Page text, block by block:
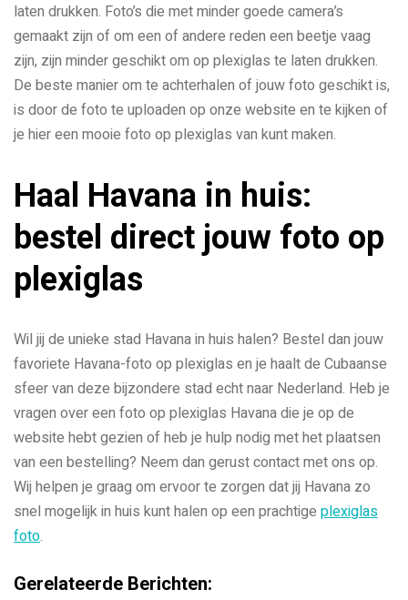
laten drukken. Foto’s die met minder goede camera’s
gemaakt zijn of om een of andere reden een beetje vaag
zijn, zijn minder geschikt om op plexiglas te laten drukken.
De beste manier om te achterhalen of jouw foto geschikt is,
is door de foto te uploaden op onze website en te kijken of
je hier een mooie foto op plexiglas van kunt maken.
Haal Havana in huis:
bestel direct jouw foto op
plexiglas
Wil jij de unieke stad Havana in huis halen? Bestel dan jouw
favoriete Havana-foto op plexiglas en je haalt de Cubaanse
sfeer van deze bijzondere stad echt naar Nederland. Heb je
vragen over een foto op plexiglas Havana die je op de
website hebt gezien of heb je hulp nodig met het plaatsen
van een bestelling? Neem dan gerust contact met ons op.
Wij helpen je graag om ervoor te zorgen dat jij Havana zo
snel mogelijk in huis kunt halen op een prachtige plexiglas
foto.
Gerelateerde Berichten: